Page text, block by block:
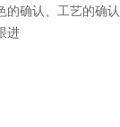
确认、工艺的确
进